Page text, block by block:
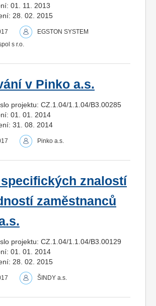
01. 11. 2013
28. 02. 2015
EGSTON SYSTEM
s r.o.
v Pinko a.s.
projektu: CZ.1.04/1.1.04/B3.00285
01. 01. 2014
31. 08. 2014
Pinko a.s.
znalostí
zaměstnanců
projektu: CZ.1.04/1.1.04/B3.00129
01. 01. 2014
28. 02. 2015
ŠINDY a.s.